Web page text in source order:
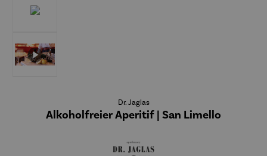
Dr. Jaglas
Alkoholfreier Aperitif | San Limello